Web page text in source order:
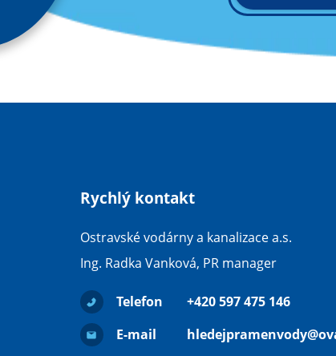
Rychlý kontakt
Ostravské vodárny a kanalizace a.s.
Ing. Radka Vanková, PR manager
Telefon
+420 597 475 146
E-mail